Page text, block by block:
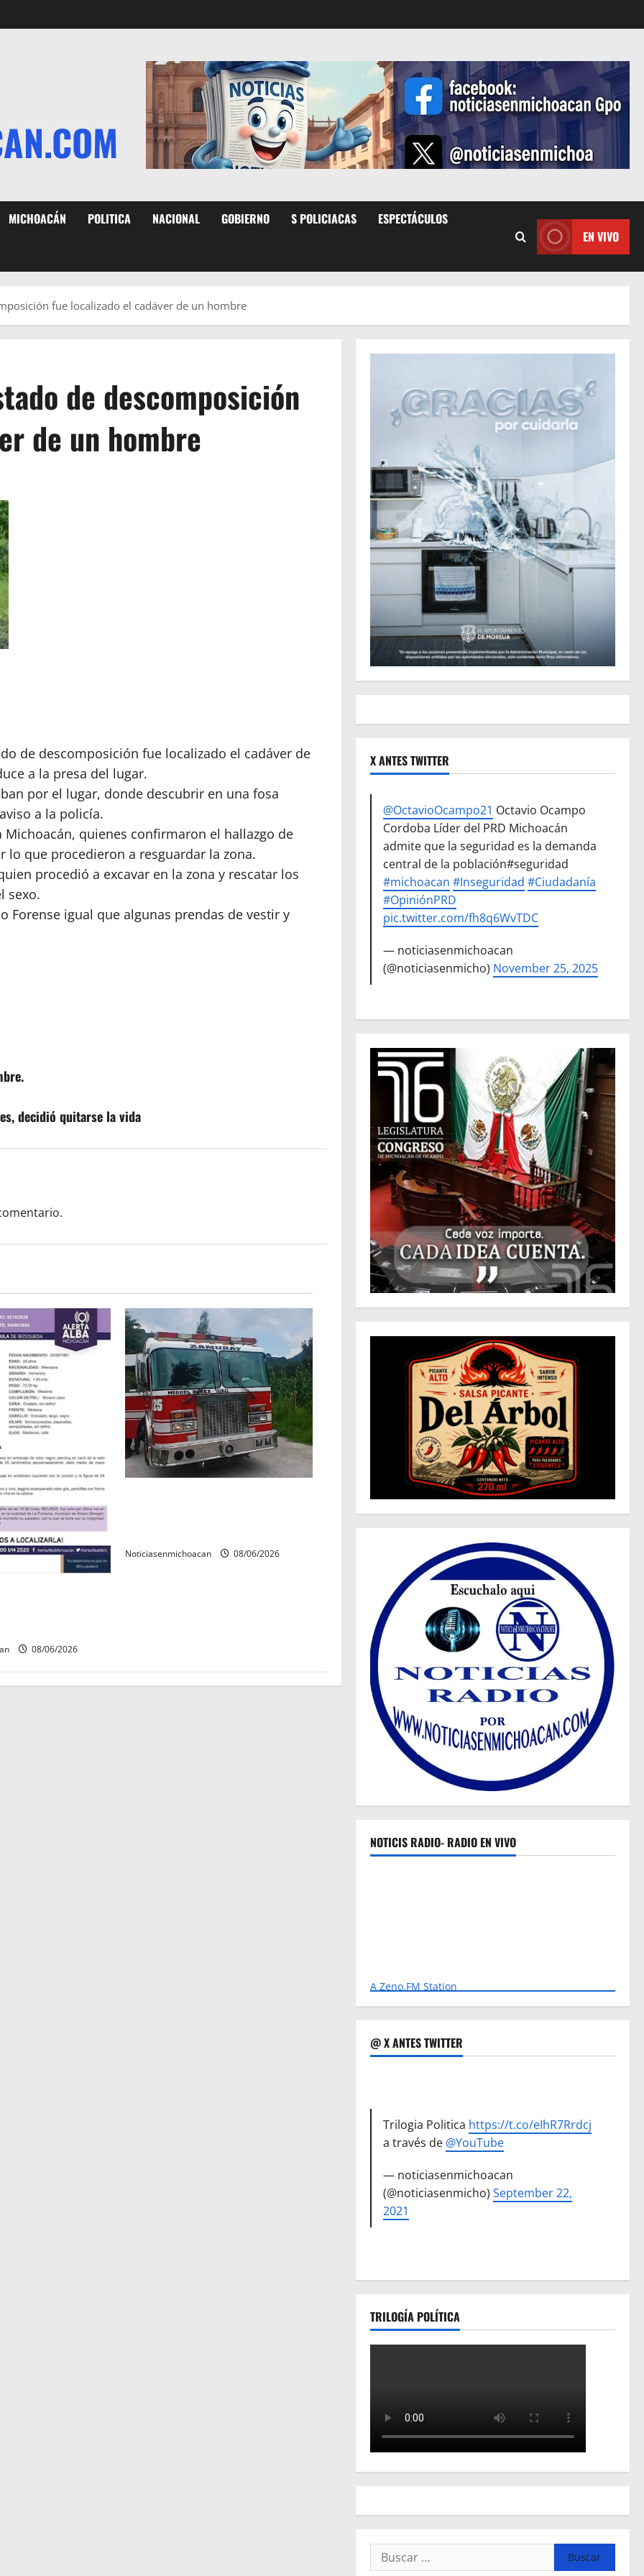
MICHOACÁN POLITICA NACIONAL GOBIERNO S POLICIACAS ESPECTÁCULOS
EN VIVO
fue localizado el cadáver de un hombre
de descomposición
de un hombre
de descomposición fue localizado el cadáver de
a la presa del lugar.
por el lugar, donde descubrir en una fosa
a la policía.
quienes confirmaron el hallazgo de
que procedieron a resguardar la zona.
procedió a excavar en la zona y rescatar los
sexo.
Forense igual que algunas prendas de vestir y
decidió quitarse la vida
08/06/2026
Noticiasenmichoacan 08/06/2026
X ANTES TWITTER
@OctavioOcampo21 Octavio Ocampo
Cordoba Líder del PRD Michoacán
admite que la seguridad es la demanda
central de la población#seguridad
#michoacan #Inseguridad #Ciudadanía
#OpiniónPRD
pic.twitter.com/fh8q6WvTDC
— noticiasenmichoacan
(@noticiasenmicho) November 25, 2025
NOTICIS RADIO- RADIO EN VIVO
A Zeno.FM Station
@ X ANTES TWITTER
Trilogia Politica https://t.co/eIhR7Rrdcj
a través de @YouTube
— noticiasenmichoacan
(@noticiasenmicho)September 22,
2021
TRILOGÍA POLÍTICA
Buscar: